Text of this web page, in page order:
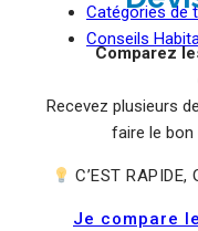
Catégories de
Conseils
Comparez
Recevez plusieurs
faire le bon
C’EST RAPIDE,
Je compare